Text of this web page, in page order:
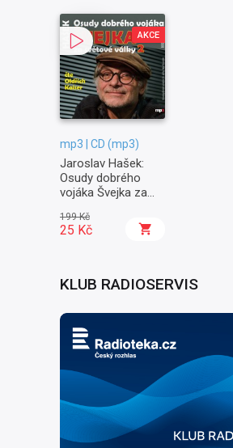
AKCE
mp3 | CD (mp3)
Jaroslav Hašek:
Osudy dobrého
vojáka Švejka za
Na frontě
199 Kč
25 Kč
KLUB RADIOSERVIS